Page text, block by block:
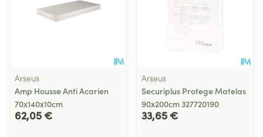
Arseus
Amp Housse Anti Acarien
70x140x10cm
62,05 €
Arseus
Securiplus Protege Matelas
90x200cm 327720190
33,65 €